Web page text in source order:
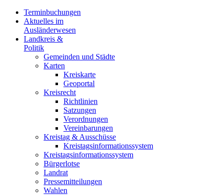
Terminbuchungen
Aktuelles im
Ausländerwesen
Landkreis &
Politik
Gemeinden und Städte
Karten
Kreiskarte
Geoportal
Kreisrecht
Richtlinien
Satzungen
Verordnungen
Vereinbarungen
Kreistag & Ausschüsse
Kreistagsinformationssystem
Kreistagsinformationssystem
Bürgerlotse
Landrat
Pressemitteilungen
Wahlen